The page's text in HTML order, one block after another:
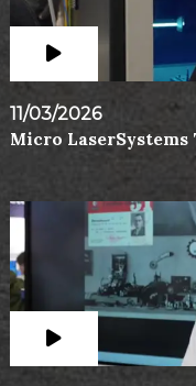
11/03/2026
Micro LaserSystems